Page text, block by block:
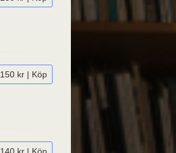
150 kr | Köp